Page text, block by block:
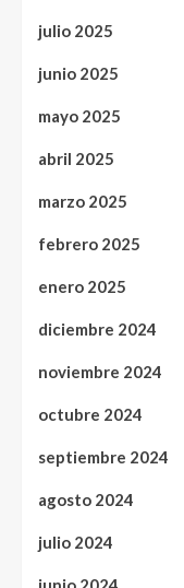
julio 2025
junio 2025
mayo 2025
abril 2025
marzo 2025
febrero 2025
enero 2025
diciembre 2024
noviembre 2024
octubre 2024
septiembre 2024
agosto 2024
julio 2024